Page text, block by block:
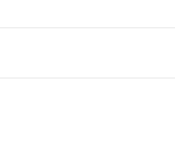
stosowanych u ludzi – w